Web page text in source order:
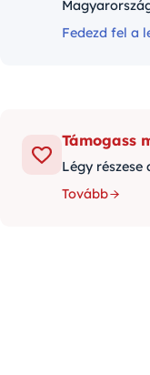
Fedezd fel a
Támogass
Légy
Tovább